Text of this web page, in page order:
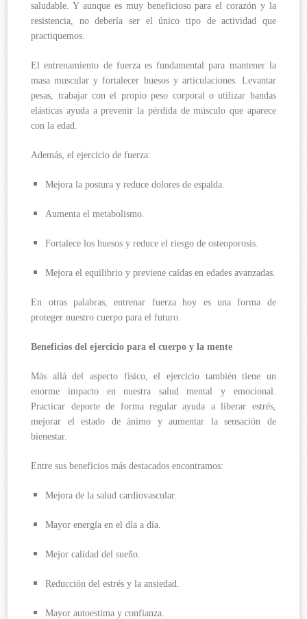
saludable. Y aunque es muy beneficioso para el corazón y la
resistencia, no debería ser el único tipo de actividad que
practiquemos.
El entrenamiento de fuerza es fundamental para mantener la
masa muscular y fortalecer huesos y articulaciones. Levantar
pesas, trabajar con el propio peso corporal o utilizar bandas
elásticas ayuda a prevenir la pérdida de músculo que aparece
con la edad.
Además, el ejercicio de fuerza:
Mejora la postura y reduce dolores de espalda.
Aumenta el metabolismo.
Fortalece los huesos y reduce el riesgo de osteoporosis.
Mejora el equilibrio y previene caídas en edades avanzadas.
En otras palabras, entrenar fuerza hoy es una forma de
proteger nuestro cuerpo para el futuro.
Beneficios del ejercicio para el cuerpo y la mente
Más allá del aspecto físico, el ejercicio también tiene un
enorme impacto en nuestra salud mental y emocional.
Practicar deporte de forma regular ayuda a liberar estrés,
mejorar el estado de ánimo y aumentar la sensación de
bienestar.
Entre sus beneficios más destacados encontramos:
Mejora de la salud cardiovascular.
Mayor energía en el día a día.
Mejor calidad del sueño.
Reducción del estrés y la ansiedad.
Mayor autoestima y confianza.